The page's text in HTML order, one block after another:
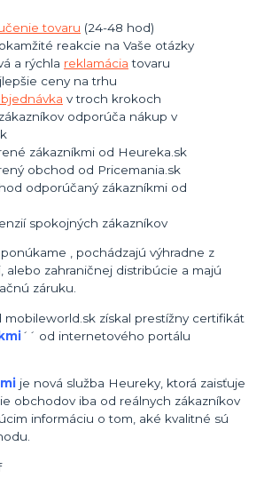
tovaru (24-48 hod)
reakcie na Vaše otázky
a rýchla reklamácia tovaru
ceny na trhu
v troch krokoch
odporúča nákup v
zákazníkmi od Heureka.sk
obchod od Pricemania.sk
odporúčaný zákazníkmi od
spokojných zákazníkov
, pochádzajú výhradne z
alebo zahraničnej distribúcie a majú
záruku.
získal prestížny certifikát
´´ od internetového portálu
je nová služba Heureky, ktorá zaisťuje
obchodov iba od reálnych zákazníkov
informáciu o tom, aké kvalitné sú